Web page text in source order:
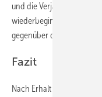
und die Verjährung bei
wiederbeginnen lassen.
gegenüber dem Kunden
Fazit
Nach Erhalt einer